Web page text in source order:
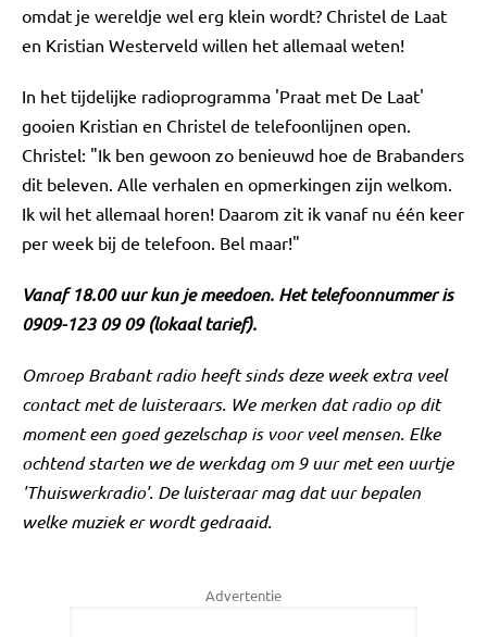
omdat je wereldje wel erg klein wordt? Christel de Laat
en Kristian Westerveld willen het allemaal weten!
In het tijdelijke radioprogramma 'Praat met De Laat'
gooien Kristian en Christel de telefoonlijnen open.
Christel: "Ik ben gewoon zo benieuwd hoe de Brabanders
dit beleven. Alle verhalen en opmerkingen zijn welkom.
Ik wil het allemaal horen! Daarom zit ik vanaf nu één keer
per week bij de telefoon. Bel maar!"
Vanaf 18.00 uur kun je meedoen. Het telefoonnummer is
0909-123 09 09 (lokaal tarief).
Omroep Brabant radio heeft sinds deze week extra veel
contact met de luisteraars. We merken dat radio op dit
moment een goed gezelschap is voor veel mensen. Elke
ochtend starten we de werkdag om 9 uur met een uurtje
'Thuiswerkradio'. De luisteraar mag dat uur bepalen
welke muziek er wordt gedraaid.
Advertentie